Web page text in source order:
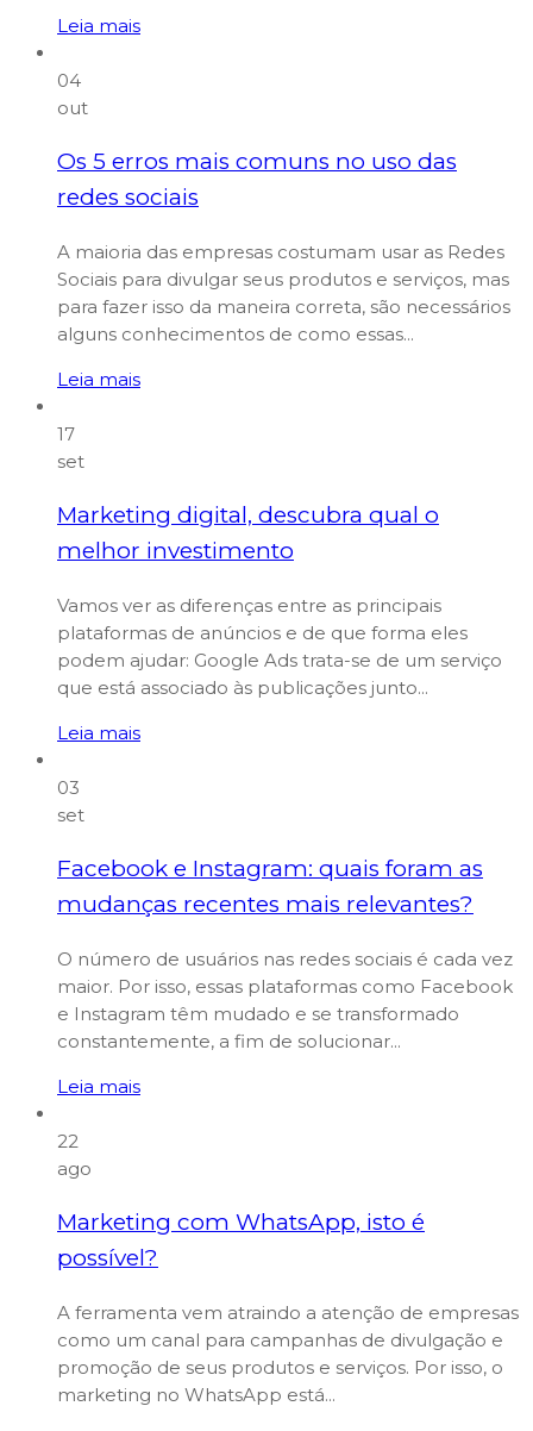
Leia mais
04
out
Os 5 erros mais comuns no uso das
redes sociais
A maioria das empresas costumam usar as Redes
Sociais para divulgar seus produtos e serviços, mas
para fazer isso da maneira correta, são necessários
alguns conhecimentos de como essas...
Leia mais
17
set
Marketing digital, descubra qual o
melhor investimento
Vamos ver as diferenças entre as principais
plataformas de anúncios e de que forma eles
podem ajudar: Google Ads trata-se de um serviço
que está associado às publicações junto...
Leia mais
03
set
Facebook e Instagram: quais foram as
mudanças recentes mais relevantes?
O número de usuários nas redes sociais é cada vez
maior. Por isso, essas plataformas como Facebook
e Instagram têm mudado e se transformado
constantemente, a fim de solucionar...
Leia mais
22
ago
Marketing com WhatsApp, isto é
possível?
A ferramenta vem atraindo a atenção de empresas
como um canal para campanhas de divulgação e
promoção de seus produtos e serviços. Por isso, o
marketing no WhatsApp está...